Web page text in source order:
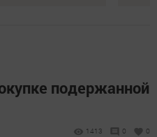
подержанной
1413 0 0